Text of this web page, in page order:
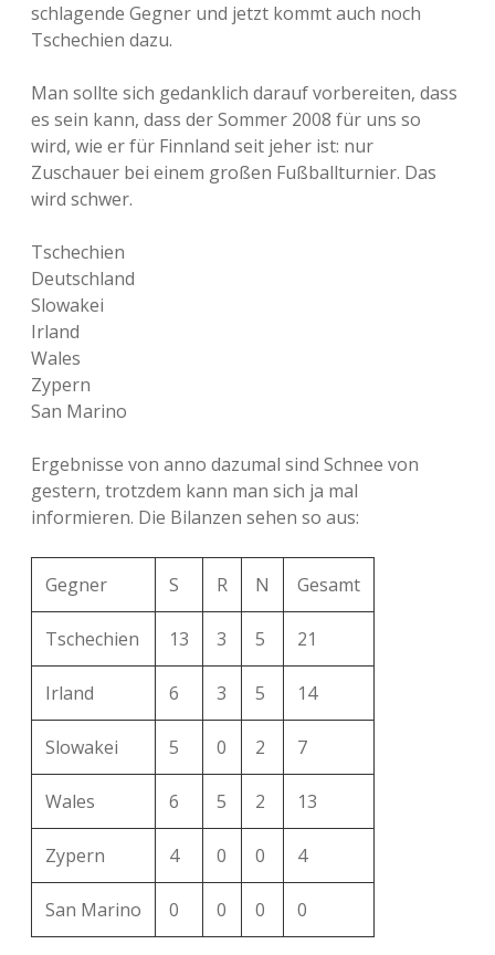
schlagende Gegner und jetzt kommt auch noch
Tschechien dazu.
Man sollte sich gedanklich darauf vorbereiten, dass
es sein kann, dass der Sommer 2008 für uns so
wird, wie er für Finnland seit jeher ist: nur
Zuschauer bei einem großen Fußballturnier. Das
wird schwer.
Tschechien
Deutschland
Slowakei
Irland
Wales
Zypern
San Marino
Ergebnisse von anno dazumal sind Schnee von
gestern, trotzdem kann man sich ja mal
informieren. Die Bilanzen sehen so aus:
Gegner S R N Gesamt
Tschechien 13 3 5 21
Irland 6 3 5 14
Slowakei 5 0 2 7
Wales 6 5 2 13
Zypern 4 0 0 4
San Marino 0 0 0 0